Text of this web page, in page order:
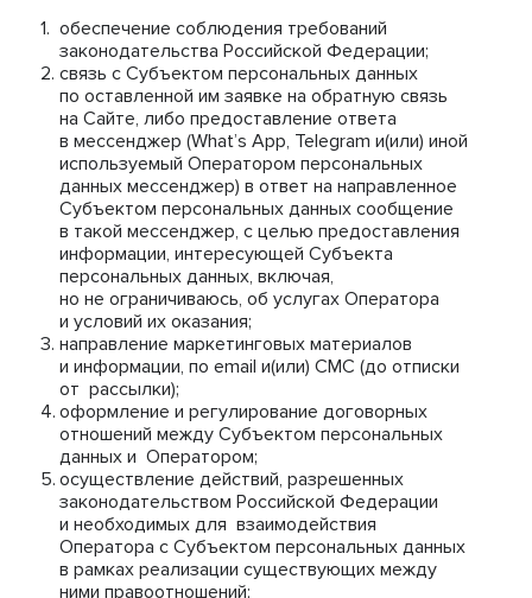
обеспечение соблюдения требований
законодательства Российской Федерации;
связь с Субъектом персональных данных
по оставленной им заявке на обратную связь
на Сайте, либо предоставление ответа
в мессенджер (What’s App, Telegram и(или) иной
используемый Оператором персональных
данных мессенджер) в ответ на направленное
Субъектом персональных данных сообщение
в такой мессенджер, с целью предоставления
информации, интересующей Субъекта
персональных данных, включая,
но не ограничиваюсь, об услугах Оператора
и условий их оказания;
направление маркетинговых материалов
и информации, по email и(или) СМС (до отписки
от рассылки);
оформление и регулирование договорных
отношений между Субъектом персональных
данных и Оператором;
осуществление действий, разрешенных
законодательством Российской Федерации
и необходимых для взаимодействия
Оператора с Субъектом персональных данных
в рамках реализации существующих между
ними правоотношений;